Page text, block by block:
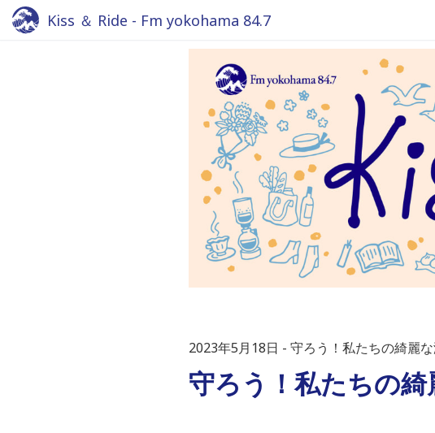
Kiss ＆ Ride - Fm yokohama 84.7
2023年5月18日 守ろう！私たちの綺麗
守ろう！私たちの